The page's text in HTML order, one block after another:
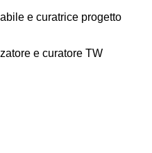
e curatrice progetto
e curatore TW